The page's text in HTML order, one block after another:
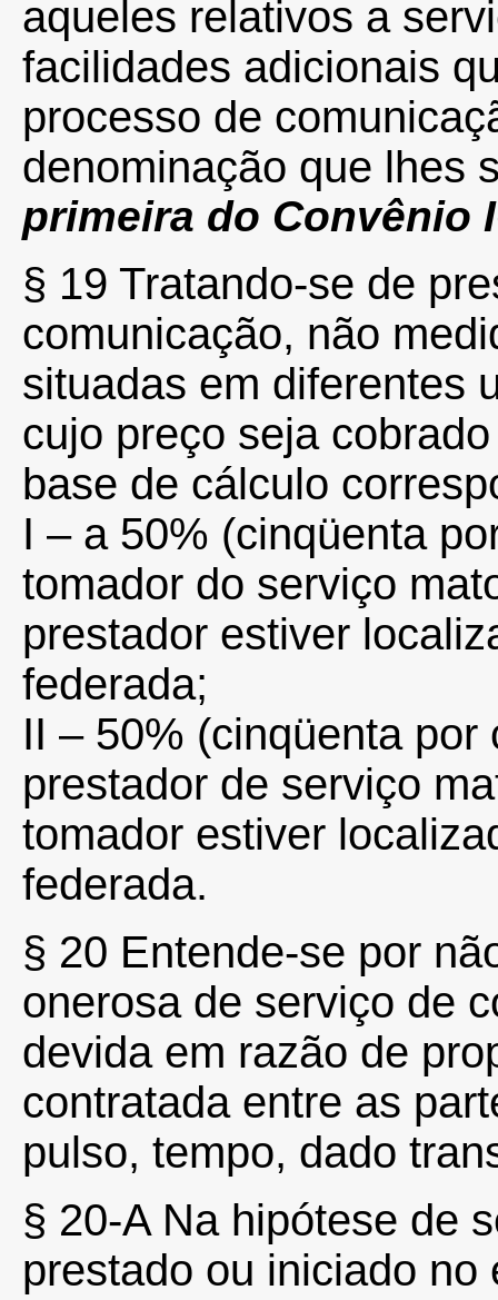
aqueles relativos a
facilidades adicionais
processo de
denominação que lhes
primeira do Convênio
§ 19 Tratando-se de
comunicação, não
situadas em diferentes
cujo preço seja
base de cálculo
I – a 50% (cinqüenta
tomador do serviço
prestador estiver
federada;
II – 50% (cinqüenta
prestador de serviço
tomador estiver
federada.
§ 20 Entende-se por
onerosa de serviço de
devida em razão de
contratada entre as
pulso, tempo, dado
§ 20-A Na hipótese de
prestado ou iniciado